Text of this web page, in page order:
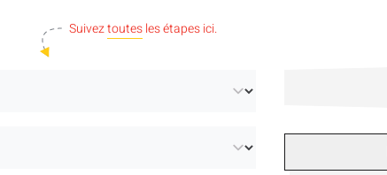
Suiveztoutesles étapes ici.